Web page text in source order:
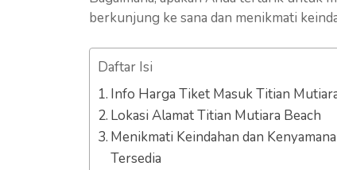
berkunjung ke sana dan menikmati
Daftar Isi
Info Harga Tiket Masuk Titian
Lokasi Alamat Titian Mutiara Beach
Menikmati Keindahan dan
Tersedia